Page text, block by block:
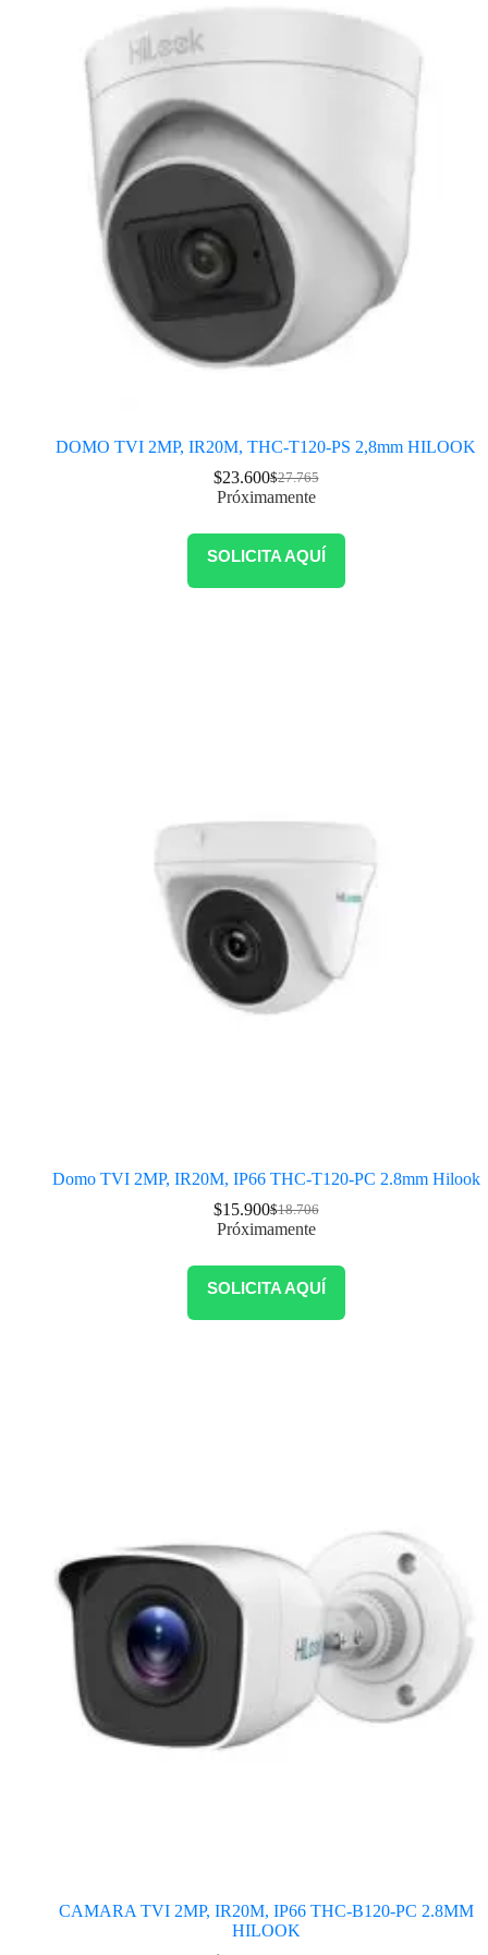
DOMO TVI 2MP, IR20M, THC-T120-PS 2,8mm HILOOK
$27.765
$23.600
Próximamente
SOLICITA AQUÍ
Domo TVI 2MP, IR20M, IP66 THC-T120-PC 2.8mm Hilook
$18.706
$15.900
Próximamente
SOLICITA AQUÍ
CAMARA TVI 2MP, IR20M, IP66 THC-B120-PC 2.8MM
HILOOK